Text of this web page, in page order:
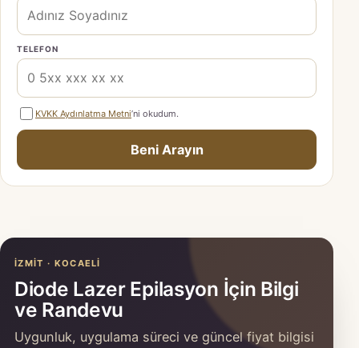
TELEFON
KVKK Aydınlatma Metni’ni okudum.
Beni Arayın
İZMIT · KOCAELI
Diode Lazer Epilasyon İçin Bilgi
ve Randevu
Uygunluk, uygulama süreci ve güncel fiyat bilgisi